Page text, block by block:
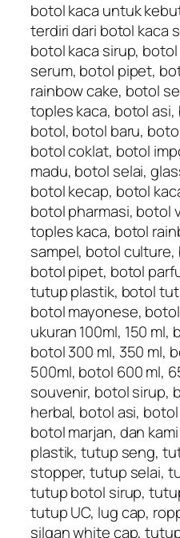
botol kaca untuk
terdiri dari botol kaca
botol kaca sirup,
serum, botol pipet,
rainbow cake, botol
toples kaca, botol
botol, botol baru,
botol coklat, botol
madu, botol selai,
botol kecap, botol
botol pharmasi, botol
toples kaca, botol
sampel, botol
botol pipet, botol
tutup plastik, botol
botol mayonese,
ukuran 100ml, 150 ml,
botol 300 ml, 350 ml,
500ml, botol 600 ml,
souvenir, botol sirup,
herbal, botol asi,
botol marjan, dan
plastik, tutup seng,
stopper, tutup selai,
tutup botol sirup,
tutup UC, lug cap,
silgan white cap,